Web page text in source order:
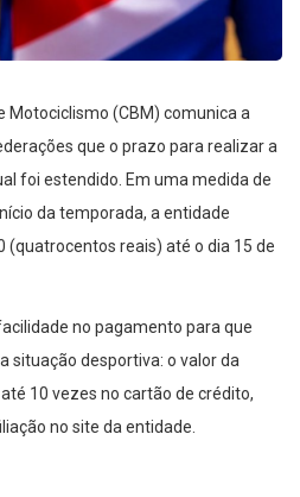
Motociclismo (CBM) comunica a
que o prazo para realizar a
foi estendido. Em uma medida de
da temporada, a entidade
(quatrocentos reais) até o dia 15 de
no pagamento para que
situação desportiva: o valor da
10 vezes no cartão de crédito,
no site da entidade.